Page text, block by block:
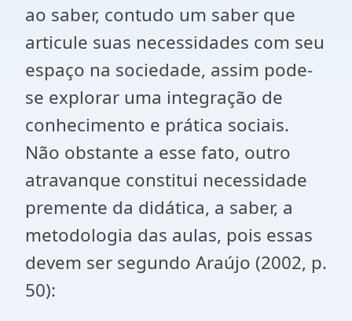
ao saber, contudo um saber que
articule suas necessidades com seu
espaço na sociedade, assim pode-
se explorar uma integração de
conhecimento e prática sociais.
Não obstante a esse fato, outro
atravanque constitui necessidade
premente da didática, a saber, a
metodologia das aulas, pois essas
devem ser segundo Araújo (2002, p.
50):